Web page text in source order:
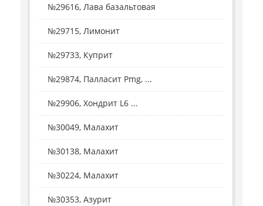
№29616, Лава базальтовая
№29715, Лимонит
№29733, Куприт
№29874, Палласит Pmg, ...
№29906, Хондрит L6 ...
№30049, Малахит
№30138, Малахит
№30224, Малахит
№30353, Азурит